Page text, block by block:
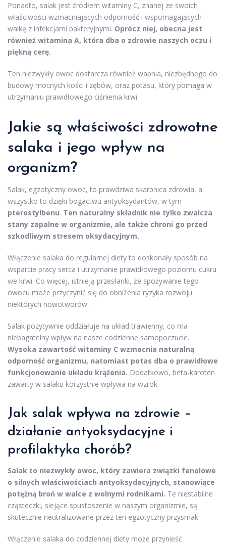
Ponadto, salak jest źródłem witaminy C, znanej ze swoich
właściwości wzmacniających odporność i wspomagających
walkę z infekcjami bakteryjnymi. Oprócz niej, obecna jest
również witamina A, która dba o zdrowie naszych oczu i
piękną cerę.
Ten niezwykły owoc dostarcza również wapnia, niezbędnego do
budowy mocnych kości i zębów, oraz potasu, który pomaga w
utrzymaniu prawidłowego ciśnienia krwi.
Jakie są właściwości zdrowotne
salaka i jego wpływ na
organizm?
Salak, egzotyczny owoc, to prawdziwa skarbnica zdrowia, a
wszystko to dzięki bogactwu antyoksydantów, w tym
pterostylbenu. Ten naturalny składnik nie tylko zwalcza
stany zapalne w organizmie, ale także chroni go przed
szkodliwym stresem oksydacyjnym.
Włączenie salaka do regularnej diety to doskonały sposób na
wsparcie pracy serca i utrzymanie prawidłowego poziomu cukru
we krwi. Co więcej, istnieją przesłanki, że spożywanie tego
owocu może przyczynić się do obniżenia ryzyka rozwoju
niektórych nowotworów.
Salak pozytywnie oddziałuje na układ trawienny, co ma
niebagatelny wpływ na nasze codzienne samopoczucie.
Wysoka zawartość witaminy C wzmacnia naturalną
odporność organizmu, natomiast potas dba o prawidłowe
funkcjonowanie układu krążenia. Dodatkowo, beta-karoten
zawarty w salaku korzystnie wpływa na wzrok.
Jak salak wpływa na zdrowie –
działanie antyoksydacyjne i
profilaktyka chorób?
Salak to niezwykły owoc, który zawiera związki fenolowe
o silnych właściwościach antyoksydacyjnych, stanowiące
potężną broń w walce z wolnymi rodnikami. Te niestabilne
cząsteczki, siejące spustoszenie w naszym organizmie, są
skutecznie neutralizowane przez ten egzotyczny przysmak.
Włączenie salaka do codziennej diety może przynieść